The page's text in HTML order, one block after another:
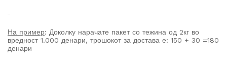
На пример: Доколку нарачате пакет со тежина од 2кг во
вредност 1.000 денари, трошокот за достава е: 150 + 30 =180
денари